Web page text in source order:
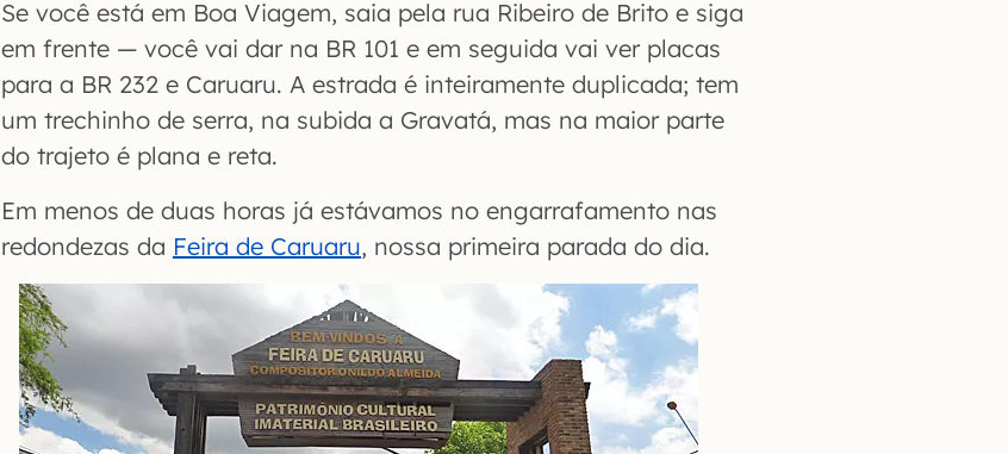
Se você está em Boa Viagem, saia pela rua Ribeiro de Brito e siga
em frente — você vai dar na BR 101 e em seguida vai ver placas
para a BR 232 e Caruaru. A estrada é inteiramente duplicada; tem
um trechinho de serra, na subida a Gravatá, mas na maior parte
do trajeto é plana e reta.
Em menos de duas horas já estávamos no engarrafamento nas
redondezas da Feira de Caruaru, nossa primeira parada do dia.